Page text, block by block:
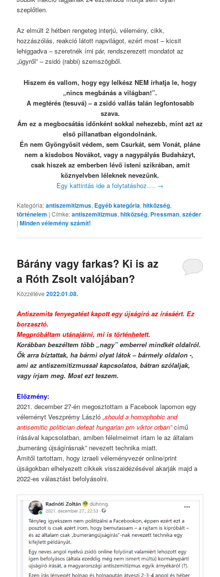
szeplőtlen.
Az elmúlt 2 hétben rengeteg interjú, vélemény, cikk,
hozzászólás, reakció látott napvilágot, ezért most – kicsit
lehiggadva – szeretnék írni pár, rendszerezett mondatot az
„ügyről” – zsidó (rabbi) szemszögből.
Hiszem és vallom, hogy egy lelkész NEM írhatja le, hogy
„nincs megbánás a világban!”.
A megtérés (tesuvá) – a zsidó vallás talán legfontosabb
szava.
Ám ez a megbocsátás időnként sokkal nehezebb, mint azt az
első pillanatban elgondolnánk.
Én nem Gyöngyösit védem, sem Csurkát, sem Vonát, pláne
nem a kisdobos Novákot, vagy a nagypályás Budaházyt,
csak hiszek az emberben lévő isteni szikrában, amit
köznyelvben léleknek nevezünk.
Egy kattintás ide a folytatáshoz…. →
Kategória:antiszemitizmus, Egyéb kategória,hitközség,
történelem |Címke:antiszemitizmus,hitközség, Pressman,széder
|Minden vélemény számít!
Bárány vagy farkas? Ki is az
a Róth Zsolt valójában?
Közzétéve2022.01.08.
Antiszemita fenyegatést kapott egy újságíró az írásáért. Ez
borzasztó.
Megpróbáltam utánajárni, mi is történhetett.
Korábban beszéltem több „nagy” emberrel mindkét oldalról.
Ők arra bíztattak, ha bármi olyat látok – bármely oldalon -,
ami az antiszemitizmussal kapcsolatos, bátran szólaljak,
vagy írjam meg.Most ezt teszem.
Előzmény:
2021. december 27-én megosztottam a Facebook lapomon egy
véleményt Veszprémy László„should a homophobic and
antisemitic politician defeat hungarian pm viktor orban”című
írásával kapcsolatban, amiben félelmeimet írtam le az általam
„bumeráng újságírásnak” nevezett technika miatt.
Amitől tartottam, hogy izraeli véleményvezér online/print
újságokban elhelyezett cikkek visszaidézésével akarják majd a
2022-es választást befolyásolni.